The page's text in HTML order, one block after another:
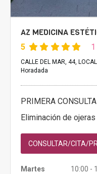
AZ MEDICINA
5
CALLE DEL MAR, 44,
Horadada
PRIMERA
Eliminación de ojeras
CONSULTAR/CITA/
Martes
10:00 -